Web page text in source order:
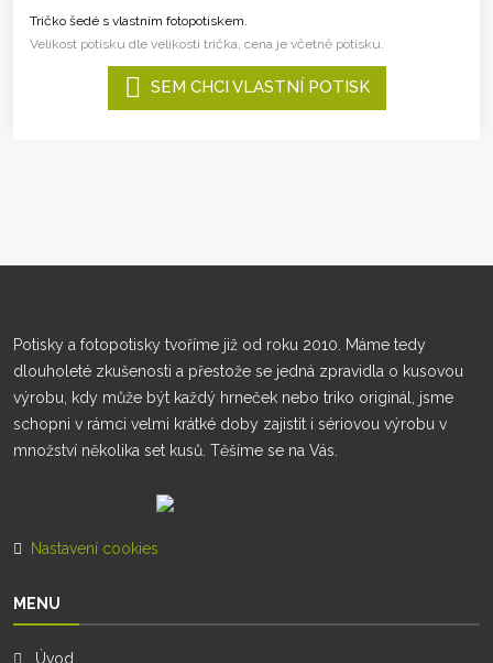
Tričko šedé s vlastním fotopotiskem.
Velikost potisku dle velikosti trička, cena je včetně potisku.
SEM CHCI VLASTNÍ POTISK
Potisky a fotopotisky tvoříme již od roku 2010. Máme tedy
dlouholeté zkušenosti a přestože se jedná zpravidla o kusovou
výrobu, kdy může být každý hrneček nebo triko originál, jsme
schopni v rámci velmi krátké doby zajistit i sériovou výrobu v
množství několika set kusů. Těšíme se na Vás.
Nastavení cookies
MENU
Úvod